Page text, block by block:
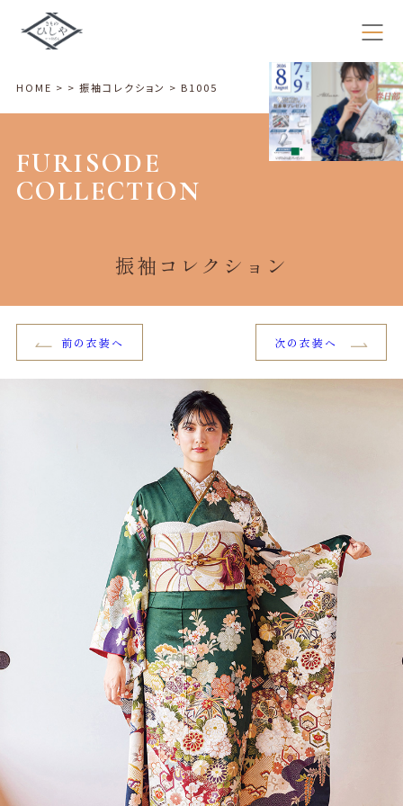
HOME > > 振袖コレクション > B1005
FURISODE
COLLECTION
振袖コレクション
前の衣装へ 次の衣装へ